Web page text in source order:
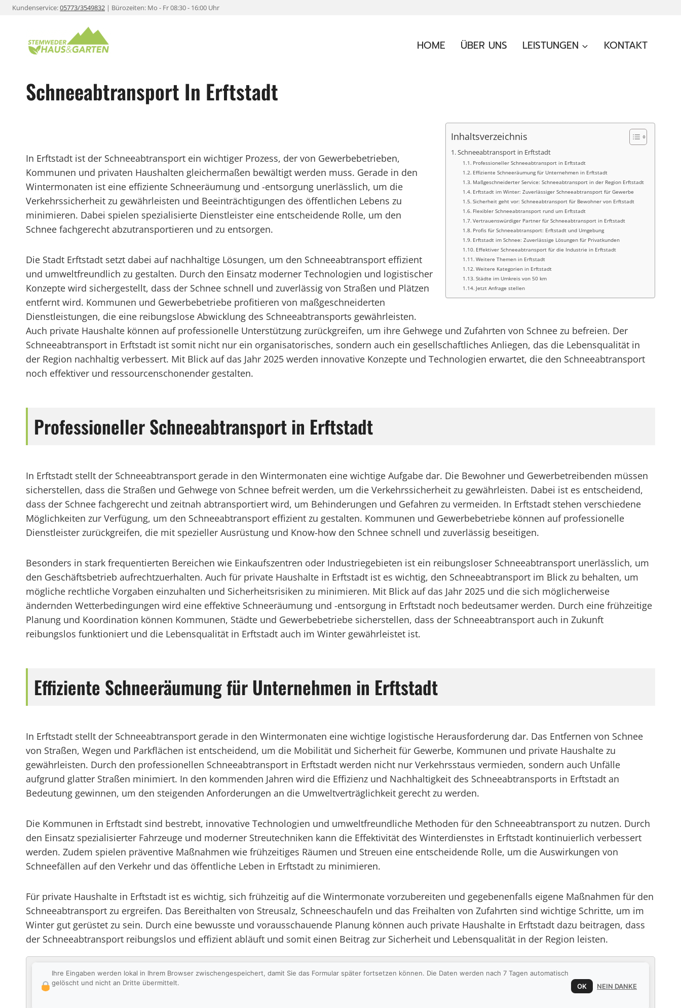
ZumKundenservice:05773/3549832 | Bürozeiten: Mo - Fr 08:30 - 16:00 Uhr
HOME ÜBER UNS LEISTUNGEN KONTAKT
Schneeabtransport In Erftstadt
Inhaltsverzeichnis
Schneeabtransport in Erftstadt
Professioneller Schneeabtransport in Erftstadt
Effiziente Schneeräumung für Unternehmen in Erftstadt
Maßgeschneiderter Service: Schneeabtransport in der Region Erftstadt
Erftstadt im Winter: Zuverlässiger Schneeabtransport für Gewerbe
Sicherheit geht vor: Schneeabtransport für Bewohner von Erftstadt
Flexibler Schneeabtransport rund um Erftstadt
Vertrauenswürdiger Partner für Schneeabtransport in Erftstadt
Profis für Schneeabtransport: Erftstadt und Umgebung
Erftstadt im Schnee: Zuverlässige Lösungen für Privatkunden
Effektiver Schneeabtransport für die Industrie in Erftstadt
Weitere Themen in Erftstadt
Weitere Kategorien in Erftstadt
Städte im Umkreis von 50 km
Jetzt Anfrage stellen
In Erftstadt ist der Schneeabtransport ein wichtiger Prozess, der von Gewerbebetrieben,
Kommunen und privaten Haushalten gleichermaßen bewältigt werden muss. Gerade in den
Wintermonaten ist eine effiziente Schneeräumung und -entsorgung unerlässlich, um die
Verkehrssicherheit zu gewährleisten und Beeinträchtigungen des öffentlichen Lebens zu
minimieren. Dabei spielen spezialisierte Dienstleister eine entscheidende Rolle, um den
Schnee fachgerecht abzutransportieren und zu entsorgen.
Die Stadt Erftstadt setzt dabei auf nachhaltige Lösungen, um den Schneeabtransport effizient
und umweltfreundlich zu gestalten. Durch den Einsatz moderner Technologien und logistischer
Konzepte wird sichergestellt, dass der Schnee schnell und zuverlässig von Straßen und Plätzen
entfernt wird. Kommunen und Gewerbebetriebe profitieren von maßgeschneiderten
Dienstleistungen, die eine reibungslose Abwicklung des Schneeabtransports gewährleisten.
Auch private Haushalte können auf professionelle Unterstützung zurückgreifen, um ihre Gehwege und Zufahrten von Schnee zu befreien. Der
Schneeabtransport in Erftstadt ist somit nicht nur ein organisatorisches, sondern auch ein gesellschaftliches Anliegen, das die Lebensqualität in
der Region nachhaltig verbessert. Mit Blick auf das Jahr 2025 werden innovative Konzepte und Technologien erwartet, die den Schneeabtransport
noch effektiver und ressourcenschonender gestalten.
Professioneller Schneeabtransport in Erftstadt
In Erftstadt stellt der Schneeabtransport gerade in den Wintermonaten eine wichtige Aufgabe dar. Die Bewohner und Gewerbetreibenden müssen
sicherstellen, dass die Straßen und Gehwege von Schnee befreit werden, um die Verkehrssicherheit zu gewährleisten. Dabei ist es entscheidend,
dass der Schnee fachgerecht und zeitnah abtransportiert wird, um Behinderungen und Gefahren zu vermeiden. In Erftstadt stehen verschiedene
Möglichkeiten zur Verfügung, um den Schneeabtransport effizient zu gestalten. Kommunen und Gewerbebetriebe können auf professionelle
Dienstleister zurückgreifen, die mit spezieller Ausrüstung und Know-how den Schnee schnell und zuverlässig beseitigen.
Besonders in stark frequentierten Bereichen wie Einkaufszentren oder Industriegebieten ist ein reibungsloser Schneeabtransport unerlässlich, um
den Geschäftsbetrieb aufrechtzuerhalten. Auch für private Haushalte in Erftstadt ist es wichtig, den Schneeabtransport im Blick zu behalten, um
mögliche rechtliche Vorgaben einzuhalten und Sicherheitsrisiken zu minimieren. Mit Blick auf das Jahr 2025 und die sich möglicherweise
ändernden Wetterbedingungen wird eine effektive Schneeräumung und -entsorgung in Erftstadt noch bedeutsamer werden. Durch eine frühzeitige
Planung und Koordination können Kommunen, Städte und Gewerbebetriebe sicherstellen, dass der Schneeabtransport auch in Zukunft
reibungslos funktioniert und die Lebensqualität in Erftstadt auch im Winter gewährleistet ist.
Effiziente Schneeräumung für Unternehmen in Erftstadt
In Erftstadt stellt der Schneeabtransport gerade in den Wintermonaten eine wichtige logistische Herausforderung dar. Das Entfernen von Schnee
von Straßen, Wegen und Parkflächen ist entscheidend, um die Mobilität und Sicherheit für Gewerbe, Kommunen und private Haushalte zu
gewährleisten. Durch den professionellen Schneeabtransport in Erftstadt werden nicht nur Verkehrsstaus vermieden, sondern auch Unfälle
aufgrund glatter Straßen minimiert. In den kommenden Jahren wird die Effizienz und Nachhaltigkeit des Schneeabtransports in Erftstadt an
Bedeutung gewinnen, um den steigenden Anforderungen an die Umweltverträglichkeit gerecht zu werden.
Die Kommunen in Erftstadt sind bestrebt, innovative Technologien und umweltfreundliche Methoden für den Schneeabtransport zu nutzen. Durch
den Einsatz spezialisierter Fahrzeuge und moderner Streutechniken kann die Effektivität des Winterdienstes in Erftstadt kontinuierlich verbessert
werden. Zudem spielen präventive Maßnahmen wie frühzeitiges Räumen und Streuen eine entscheidende Rolle, um die Auswirkungen von
Schneefällen auf den Verkehr und das öffentliche Leben in Erftstadt zu minimieren.
Für private Haushalte in Erftstadt ist es wichtig, sich frühzeitig auf die Wintermonate vorzubereiten und gegebenenfalls eigene Maßnahmen für den
Schneeabtransport zu ergreifen. Das Bereithalten von Streusalz, Schneeschaufeln und das Freihalten von Zufahrten sind wichtige Schritte, um im
Winter gut gerüstet zu sein. Durch eine bewusste und vorausschauende Planung können auch private Haushalte in Erftstadt dazu beitragen, dass
der Schneeabtransport reibungslos und effizient abläuft und somit einen Beitrag zur Sicherheit und Lebensqualität in der Region leisten.
Ihre Eingaben werden lokal in Ihrem Browser zwischengespeichert, damit Sie das Formular später fortsetzen können. Die Daten werden nach 7 Tagen automatisch
gelöscht und nicht an Dritte übermittelt.
OK NEIN DANKE